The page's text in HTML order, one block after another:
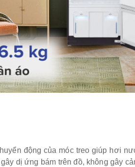
động của móc treo giúp hơi
dị ứng bám trên đồ, không gây